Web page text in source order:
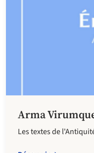
Arma
Les textes de